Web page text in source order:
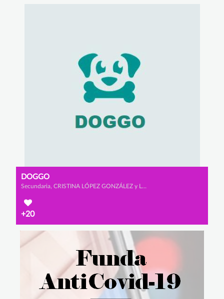
DOGGO
Secundaria, CRISTINA LÓPEZ GONZÁLEZ y LUCIANA SACO DÍAZ
+20